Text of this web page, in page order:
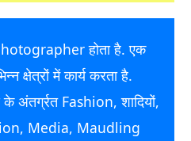
होता है. एक
क्षेत्रों में कार्य करता है.
अंतर्ग्रत Fashion, शादियों,
Media, Maudling